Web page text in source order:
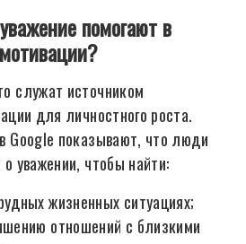
помогают в
служат источником
для личностного роста.
Google показывают, что люди
уважении, чтобы найти:
жизненных ситуациях;
отношений с близкими